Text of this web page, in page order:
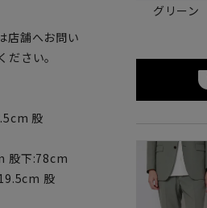
店舗へお問い
さい。
股
股下:78cm
股
グリーン